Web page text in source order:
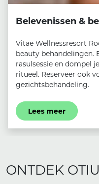
Belevenissen &
Vitae Wellnessresort
beauty behandelingen.
rasulsessie en dompel
ritueel. Reserveer ook
gezichtsbehandeling.
Lees meer
ONTDEK